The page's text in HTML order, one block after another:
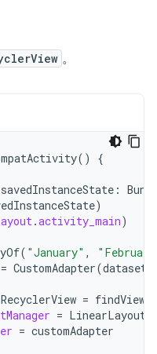
。
() {
savedInstanceState :
)
.activity_main)
( "January" ,
= CustomAdapter(dataset
RecyclerView =
=
= customAdapter